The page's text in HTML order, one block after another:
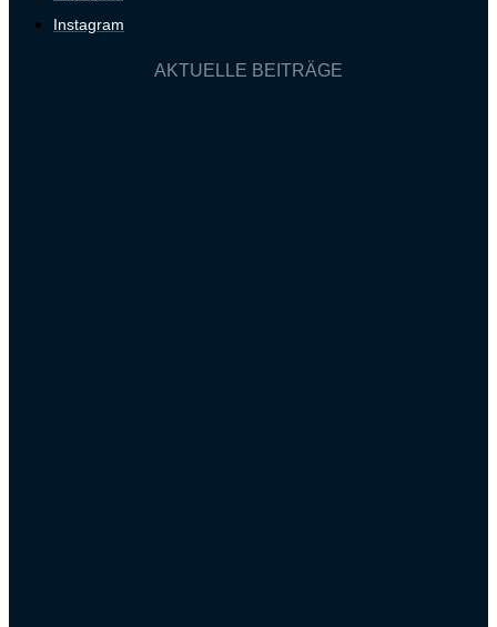
Instagram
AKTUELLE BEITRÄGE